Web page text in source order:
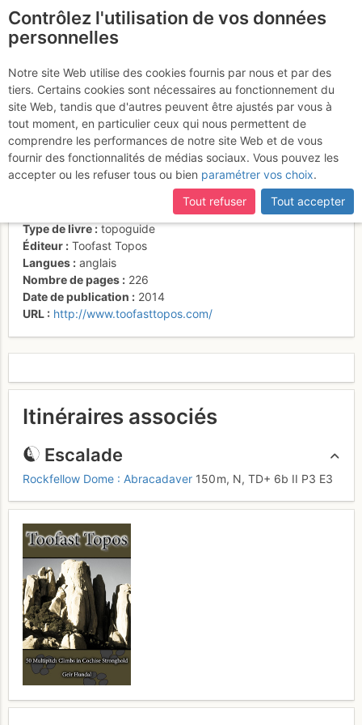
50 Multipitchs
Climbs in Cochise
Stronghold
Type de livre
topoguide
Éditeur
Toofast Topos
Langues
anglais
Nombre de pages
226
Date de publication
2014
URL
http://www.toofasttopos.com/
Itinéraires associés
Escalade
Rockfellow Dome : Abracadaver 150 m, N, TD+ 6b II P3 E3
Contrôlez l'utilisation de vos données
personnelles
Notre site Web utilise des cookies fournis par nous et par des
tiers. Certains cookies sont nécessaires au fonctionnement du
site Web, tandis que d'autres peuvent être ajustés par vous à
tout moment, en particulier ceux qui nous permettent de
comprendre les performances de notre site Web et de vous
fournir des fonctionnalités de médias sociaux. Vous pouvez les
accepter ou les refuser tous ou bien paramétrer vos choix.
Tout refuser
Tout accepter